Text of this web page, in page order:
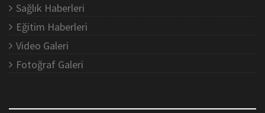
Sağlık Haberleri
Eğitim Haberleri
Video Galeri
Fotoğraf Galeri